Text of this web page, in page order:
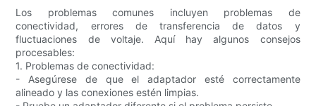
Los problemas comunes incluyen problemas de
conectividad, errores de transferencia de datos y
fluctuaciones de voltaje. Aquí hay algunos consejos
procesables:
1. Problemas de conectividad:
- Asegúrese de que el adaptador esté correctamente
alineado y las conexiones estén limpias.